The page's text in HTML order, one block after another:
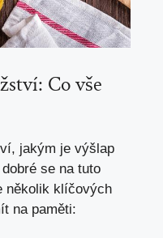
Co vše
jakým je výšlap
se na tuto
několik klíčových
na paměti: